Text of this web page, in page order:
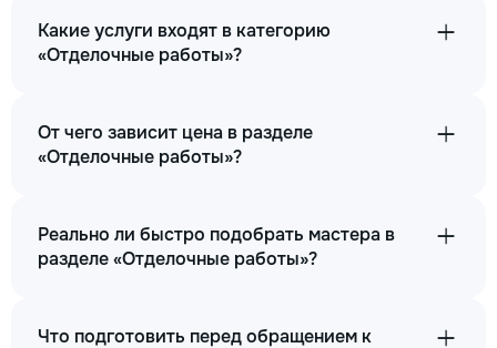
Какие услуги входят в категорию
«Отделочные работы»?
От чего зависит цена в разделе
«Отделочные работы»?
Реально ли быстро подобрать мастера в
разделе «Отделочные работы»?
Что подготовить перед обращением к